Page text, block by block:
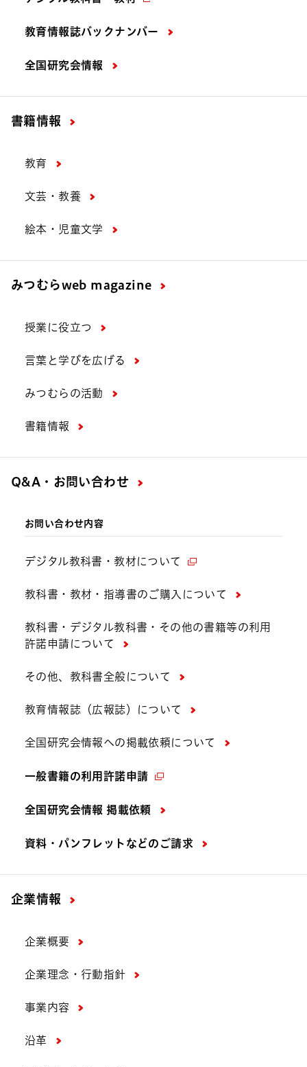
教育情報誌バックナンバー
全国研究会情報
書籍情報
教育
文芸・教養
絵本・児童文学
みつむらweb magazine
授業に役立つ
言葉と学びを広げる
みつむらの活動
書籍情報
Q&A・お問い合わせ
お問い合わせ内容
デジタル教科書・教材について
教科書・教材・指導書のご購入について
教科書・デジタル教科書・その他の書籍等の利用
許諾申請について
その他、教科書全般について
教育情報誌（広報誌）について
全国研究会情報への掲載依頼について
一般書籍の利用許諾申請
全国研究会情報 掲載依頼
資料・パンフレットなどの ご請求
企業情報
企業概要
企業理念・行動指針
事業内容
沿革